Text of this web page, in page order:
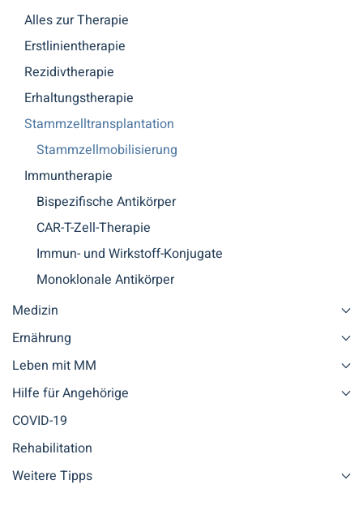
Alles zur Therapie
Erstlinientherapie
Rezidivtherapie
Erhaltungstherapie
Stammzelltransplantation
Stammzellmobilisierung
Immuntherapie
Bispezifische Antikörper
CAR-T-Zell-Therapie
Immun- und Wirkstoff-Konjugate
Monoklonale Antikörper
Medizin
Ernährung
Leben mit MM
Hilfe für Angehörige
COVID-19
Rehabilitation
Weitere Tipps